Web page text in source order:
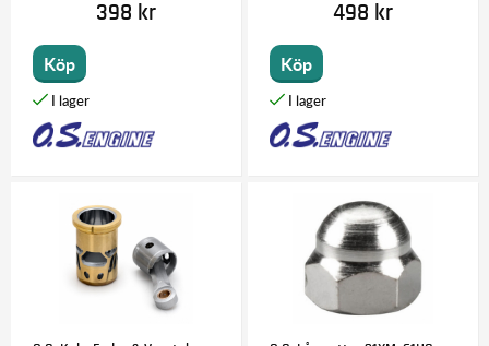
398 kr
Köp
498 kr
Köp